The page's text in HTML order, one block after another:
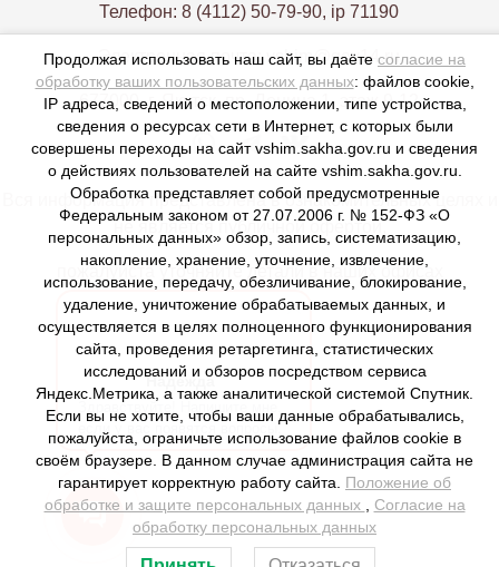
Надежда
Здравствуйте! Напишите мне,
если у вас появятся вопросы.
Телефон: 8 (4112) 50-79-90, ip 71190
Электронная почта: vshim@gov14.ru
677000, г. Якутск, пр. Ленина 1, этаж 9-12
Вся информация представлена в ознакомительных целях и
не является публичной офертой,
пожалуйста уточняйте детали в наших офисах
Продолжая использовать наш сайт, вы даёте согласие на
обработку ваших пользовательских данных: файлов cookie,
IP адреса, сведений о местоположении, типе устройства,
сведения о ресурсах сети в Интернет, с которых были
совершены переходы на сайт vshim.sakha.gov.ru и сведения
о действиях пользователей на сайте vshim.sakha.gov.ru.
Обработка представляет собой предусмотренные
Федеральным законом от 27.07.2006 г. № 152-ФЗ «О
персональных данных» обзор, запись, систематизацию,
накопление, хранение, уточнение, извлечение,
использование, передачу, обезличивание, блокирование,
удаление, уничтожение обрабатываемых данных, и
осуществляется в целях полноценного функционирования
сайта, проведения ретаргетинга, статистических
исследований и обзоров посредством сервиса
Яндекс.Метрика, а также аналитической системой Спутник.
Если вы не хотите, чтобы ваши данные обрабатывались,
пожалуйста, ограничьте использование файлов cookie в
своём браузере. В данном случае администрация сайта не
гарантирует корректную работу сайта. Положение об
обработке и защите персональных данных
Согласие на
обработку персональных данных